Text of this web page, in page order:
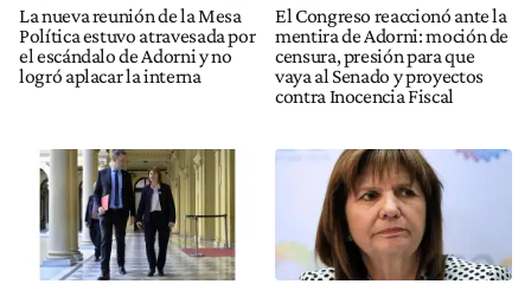
La nueva reunión de la Mesa
Política estuvo atravesada por
el escándalo de Adorni y no
logró aplacar la interna
El Congreso reaccionó ante la
mentira de Adorni: moción de
censura, presión para que
vaya al Senado y proyectos
contra Inocencia Fiscal